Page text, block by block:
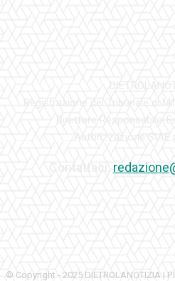
© Copyright - 2025 DIETROLANOTIZIA |